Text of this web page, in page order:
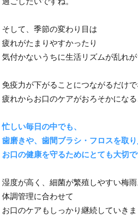
そして、季節の変わり目は
疲れがたまりやすかったり
気付かないうちに生活リズムが乱れが
免疫力が下がることにつながるだけで
疲れからお口のケアがおろそかになる
忙しい毎日の中でも、
歯磨きや、歯間ブラシ・フロスを取
お口の健康を守るためにとても大切で
湿度が高く、細菌が繁殖しやすい梅雨
体調管理に合わせて
お口のケアもしっかり継続していきま